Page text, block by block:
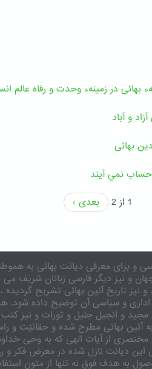
بهائی در زمینهء وحدت و رفاه عالم
و آباد
بهائی
حساب نمي آيند
1 از 2
بعدی ›
و برای معرفی دیانت بهائی به
و نیز دیگر فارسی زبانان شریف می
تاریخ آئین بهائی تشریح گردیده ،
و سیاسی آن توضیح داده شود.
و انجیل جلیل و تورات و نیز
آئین بهائی مطرح شده و حقانیّت و
مختصری از آیات الهی که به وحی
دیانت نازل شده در معرض فکر و
به هدف فوق نه تنها از متون